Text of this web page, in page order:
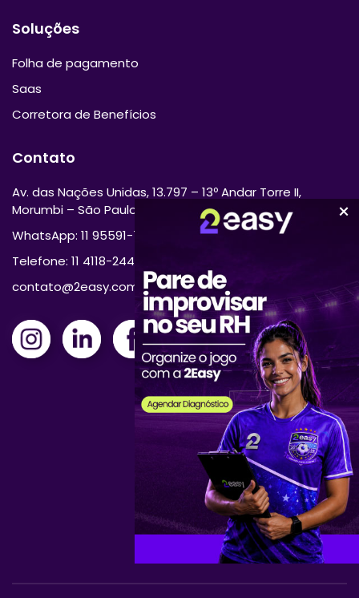
Soluções
Folha de pagamento
Saas
Corretora de Benefícios
Contato
Av. das Nações Unidas, 13.797 – 13º Andar Torre II,
Morumbi – São Paulo/SP 04794-000
WhatsApp: 11 95591-7870
Telefone: 11 4118-2444
contato@2easy.com.br